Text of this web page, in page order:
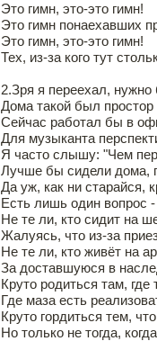
Это гимн, это-это гимн!
Это гимн понаехавших
Это гимн, это-это гимн!
Тех, из-за кого тут
2.Зря я переехал,
Дома такой был
Сейчас работал бы в
Для музыканта
Я часто слышу: "Чем
Лучше бы сидели дома,
Да уж, как ни старайся,
Есть лишь один вопрос
Не те ли, кто сидит на
Жалуясь, что из-за
Не те ли, кто живёт на
За доставшуюся в
Круто родиться там,
Где маза есть
Круто гордиться тем,
Но только не тогда,